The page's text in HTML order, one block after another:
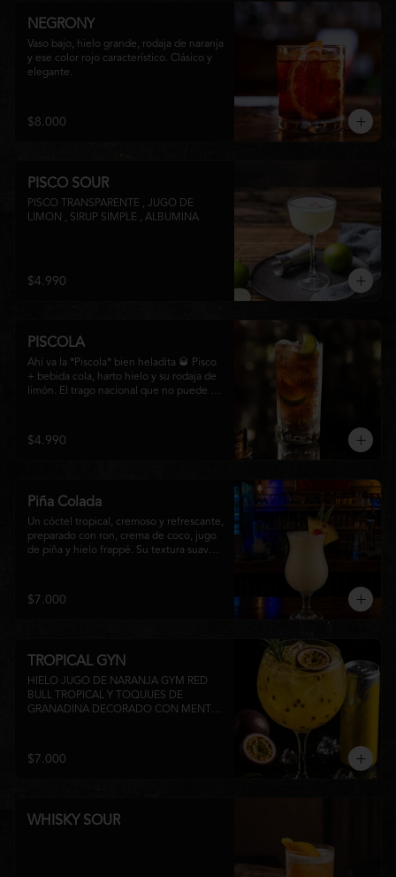
NEGRONY
Vaso bajo, hielo grande, rodaja de naranja
y ese color rojo característico. Clásico y
elegante.
$8.000
PISCO SOUR
PISCO TRANSPARENTE , JUGO DE
LIMON , SIRUP SIMPLE , ALBUMINA
$4.990
PISCOLA
Ahí va la *Piscola* bien heladita 🥃 Pisco
+ bebida cola, harto hielo y su rodaja de
limón. El trago nacional que no puede
$4.990
Piña Colada
Un cóctel tropical, cremoso y refrescante,
preparado con ron, crema de coco, jugo
de piña y hielo frappé. Su textura suave y
disfrutar de un momento de relajo o
acompañar la experiencia gastronómica
$7.000
TROPICAL GYN
HIELO JUGO DE NARANJA GYM RED
BULL TROPICAL Y TOQUUES DE
GRANADINA DECORADO CON MENTA
$7.000
WHISKY SOUR